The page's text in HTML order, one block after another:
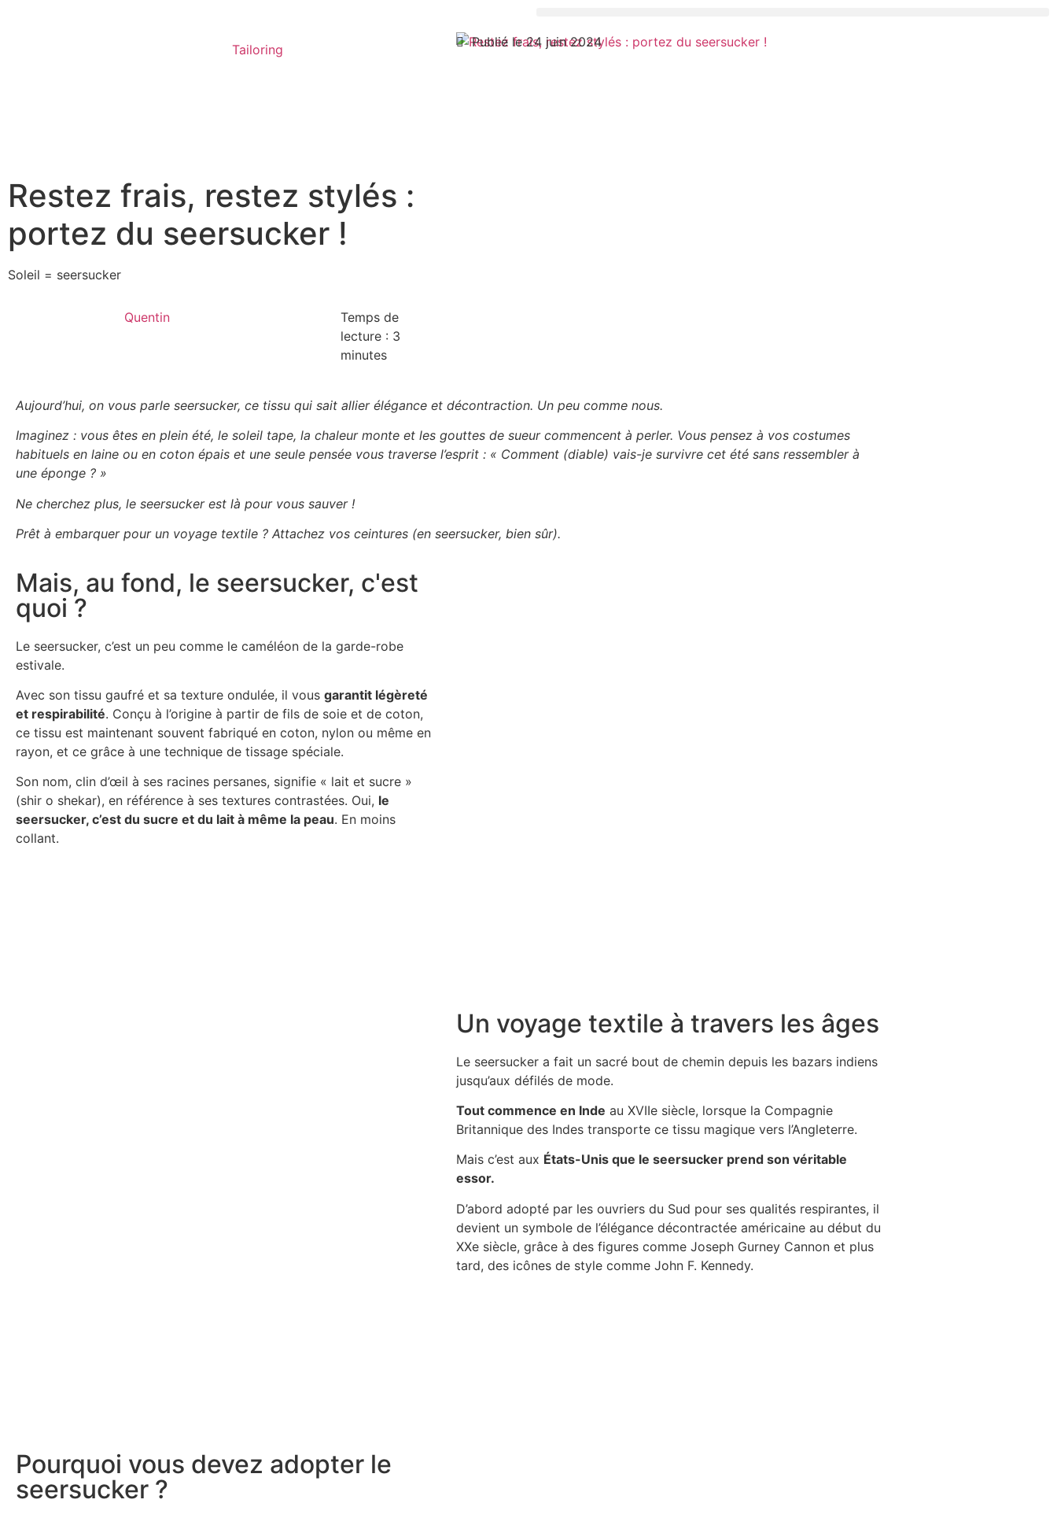
Tailoring
Restez frais, restez stylés :
portez du seersucker !
Soleil = seersucker
Quentin
Temps de
lecture : 3
minutes
Publié le 24 juin 2024
Aujourd’hui, on vous parle seersucker, ce tissu qui sait allier élégance et décontraction. Un peu comme nous.
Imaginez : vous êtes en plein été, le soleil tape, la chaleur monte et les gouttes de sueur commencent à perler. Vous pensez à vos costumes
habituels en laine ou en coton épais et une seule pensée vous traverse l’esprit : « Comment (diable) vais-je survivre cet été sans ressembler à
une éponge ? »
Ne cherchez plus, le seersucker est là pour vous sauver !
Prêt à embarquer pour un voyage textile ? Attachez vos ceintures (en seersucker, bien sûr).
Mais, au fond, le seersucker, c'est
quoi ?
Le seersucker, c’est un peu comme le caméléon de la garde-robe
estivale.
Avec son tissu gaufré et sa texture ondulée, il vous garantit légèreté
et respirabilité. Conçu à l’origine à partir de fils de soie et de coton,
ce tissu est maintenant souvent fabriqué en coton, nylon ou même en
rayon, et ce grâce à une technique de tissage spéciale.
Son nom, clin d’œil à ses racines persanes, signifie « lait et sucre »
(shir o shekar), en référence à ses textures contrastées. Oui, le
seersucker, c’est du sucre et du lait à même la peau. En moins
collant.
Un voyage textile à travers les âges
Le seersucker a fait un sacré bout de chemin depuis les bazars indiens
jusqu’aux défilés de mode.
Tout commence en Inde au XVIIe siècle, lorsque la Compagnie
Britannique des Indes transporte ce tissu magique vers l’Angleterre.
Mais c’est aux États-Unis que le seersucker prend son véritable
essor.
D’abord adopté par les ouvriers du Sud pour ses qualités respirantes, il
devient un symbole de l’élégance décontractée américaine au début du
XXe siècle, grâce à des figures comme Joseph Gurney Cannon et plus
tard, des icônes de style comme John F. Kennedy.
Pourquoi vous devez adopter le
seersucker ?